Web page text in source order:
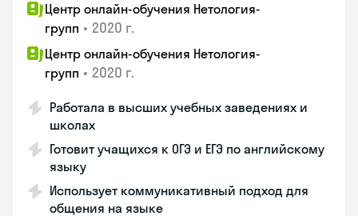
Центр онлайн-обучения Нетология-
групп • 2020 г.
Центр онлайн-обучения Нетология-
групп • 2020 г.
Работала в высших учебных заведениях и
школах
Готовит учащихся к ОГЭ и ЕГЭ по английскому
языку
Использует коммуникативный подход для
общения на языке